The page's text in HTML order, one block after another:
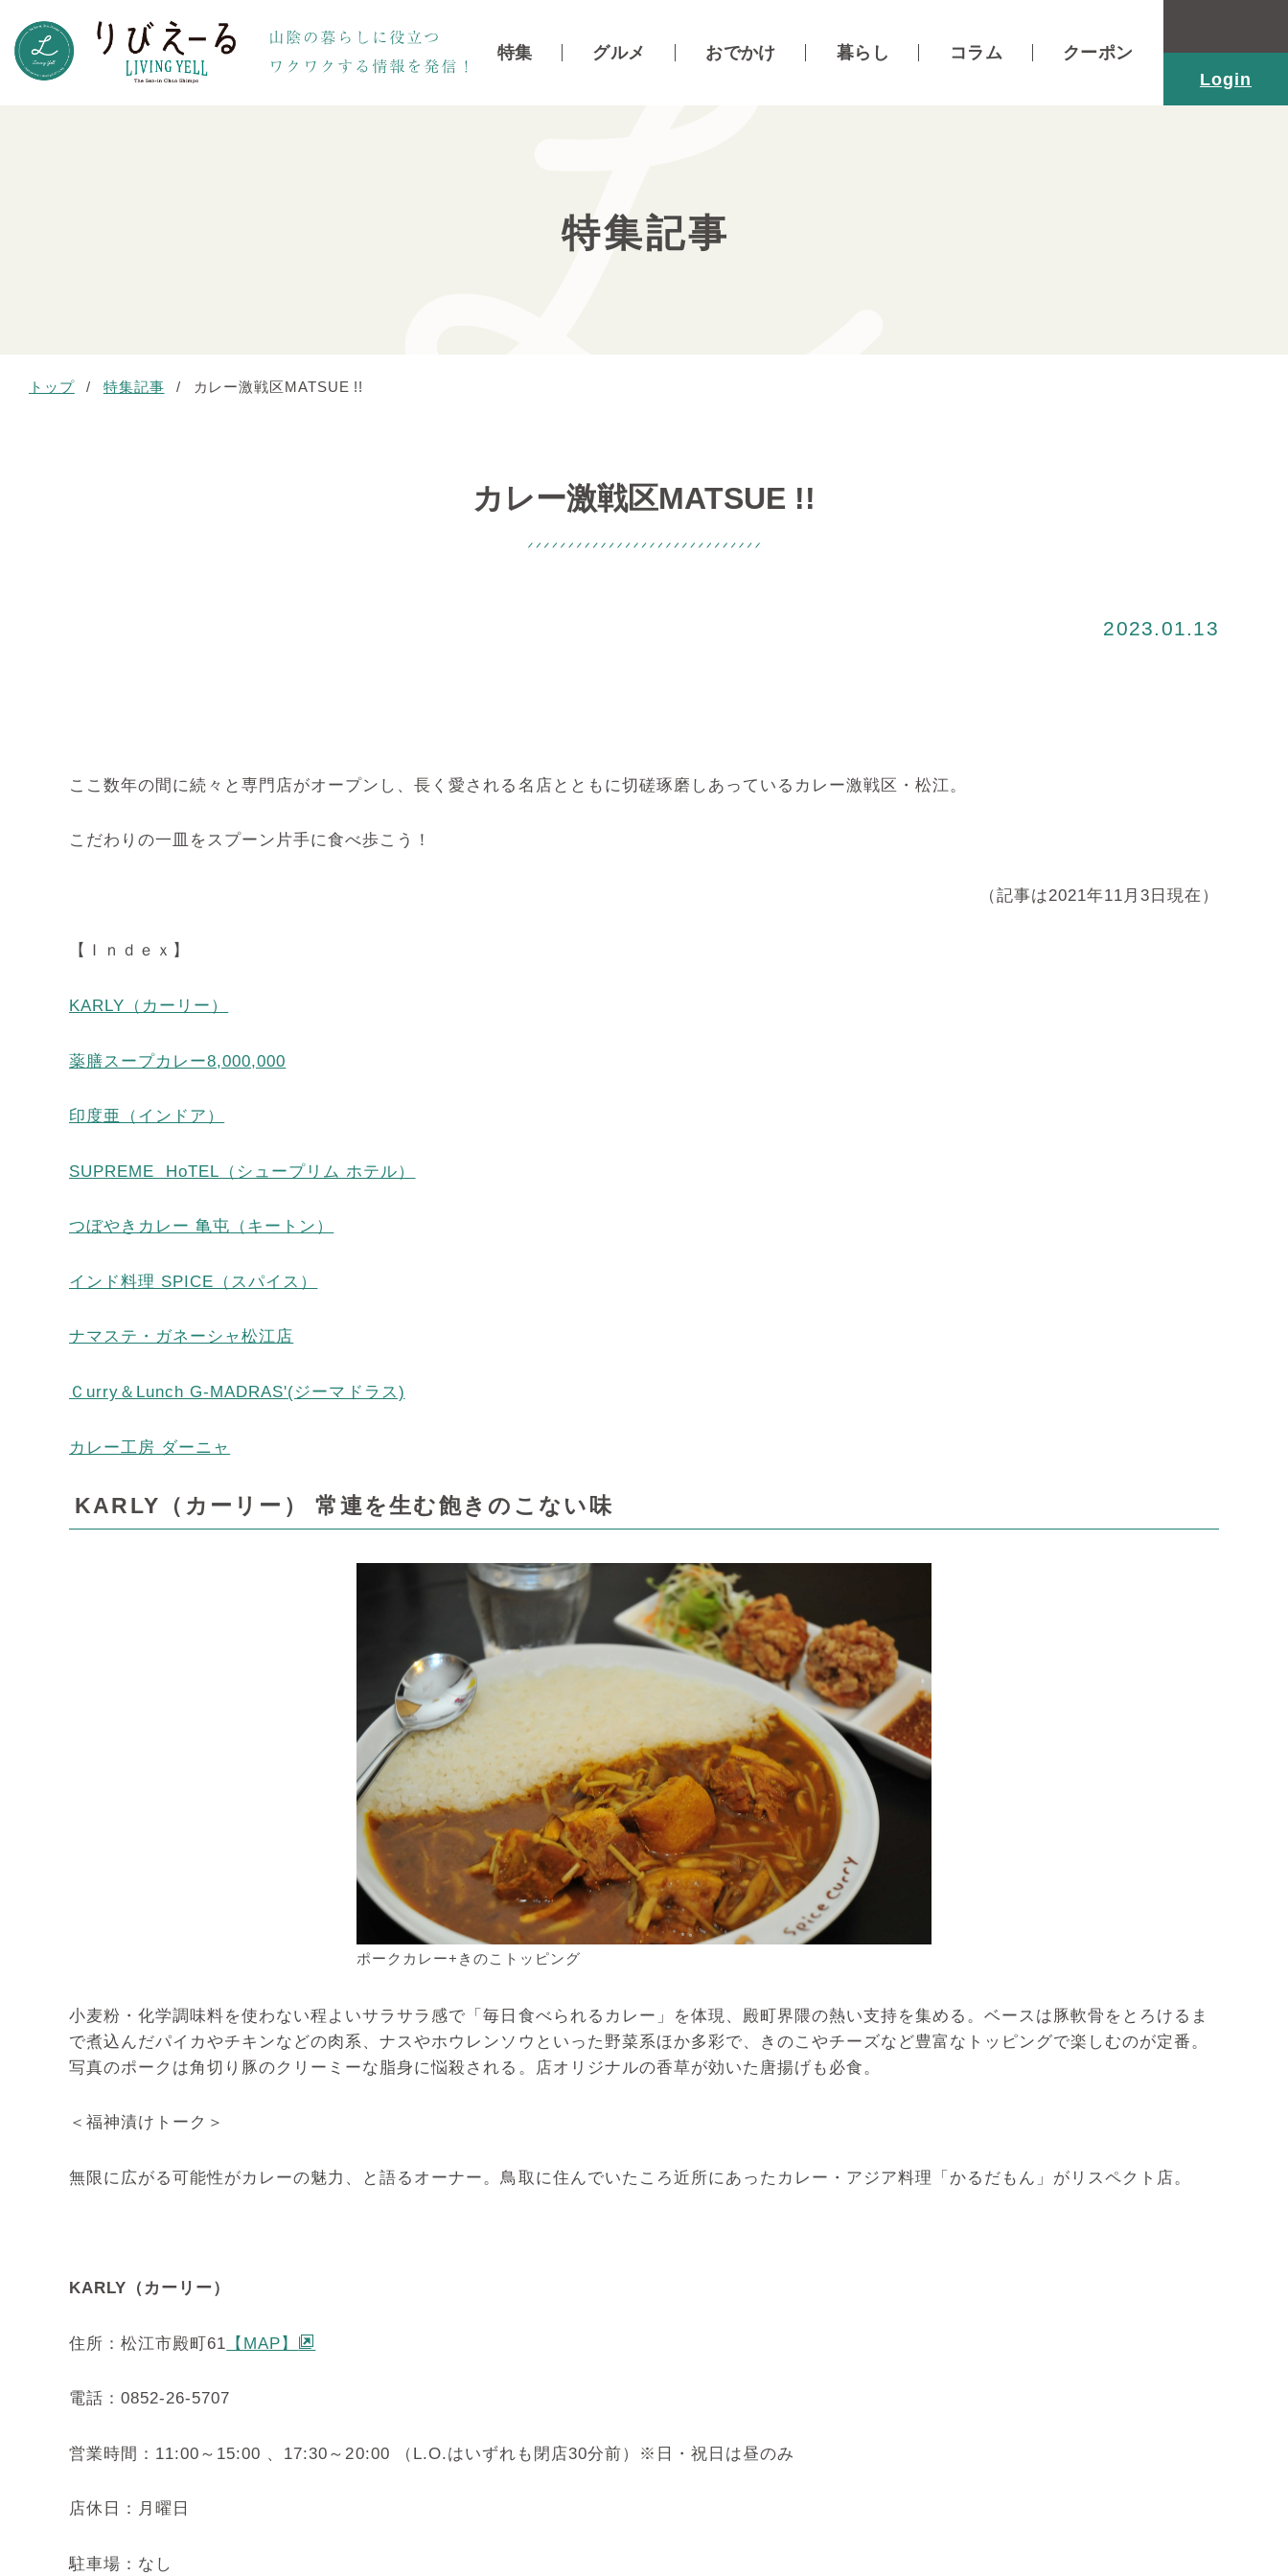
特集 グルメ おでかけ 暮らし コラム
クーポン
Login
特集記事
トップ / 特集記事 / カレー激戦区MATSUE !!
カレー激戦区MATSUE !!
2023.01.13
ここ数年の間に続々と専門店がオープンし、長く愛される名店とともに切磋琢磨しあっているカレー激戦区・松江。
こだわりの一皿をスプーン片手に食べ歩こう！
（記事は2021年11月3日現在）
【Ｉｎｄｅｘ】
KARLY（カーリー）
薬膳スープカレー8,000,000
印度亜（インドア）
SUPREME HoTEL（シュープリム ホテル）
つぼやきカレー 亀屯（キートン）
インド料理 SPICE（スパイス）
ナマステ・ガネーシャ松江店
Ｃurry＆Lunch G-MADRAS'(ジーマドラス)
カレー工房 ダーニャ
KARLY（カーリー） 常連を生む飽きのこない味
ポークカレー+きのこトッピング
小麦粉・化学調味料を使わない程よいサラサラ感で「毎日食べられるカレー」を体現、殿町界隈の熱い支持を集める。ベースは豚軟骨をとろけるま
で煮込んだパイカやチキンなどの肉系、ナスやホウレンソウといった野菜系ほか多彩で、きのこやチーズなど豊富なトッピングで楽しむのが定番。
写真のポークは角切り豚のクリーミーな脂身に悩殺される。店オリジナルの香草が効いた唐揚げも必食。
＜福神漬けトーク＞
無限に広がる可能性がカレーの魅力、と語るオーナー。鳥取に住んでいたころ近所にあったカレー・アジア料理「かるだもん」がリスペクト店。
KARLY（カーリー）
住所：松江市殿町61 【MAP】
電話：0852-26-5707
営業時間：11:00～15:00 、17:30～20:00 （L.O.はいずれも閉店30分前）※日・祝日は昼のみ
店休日：月曜日
駐車場：なし